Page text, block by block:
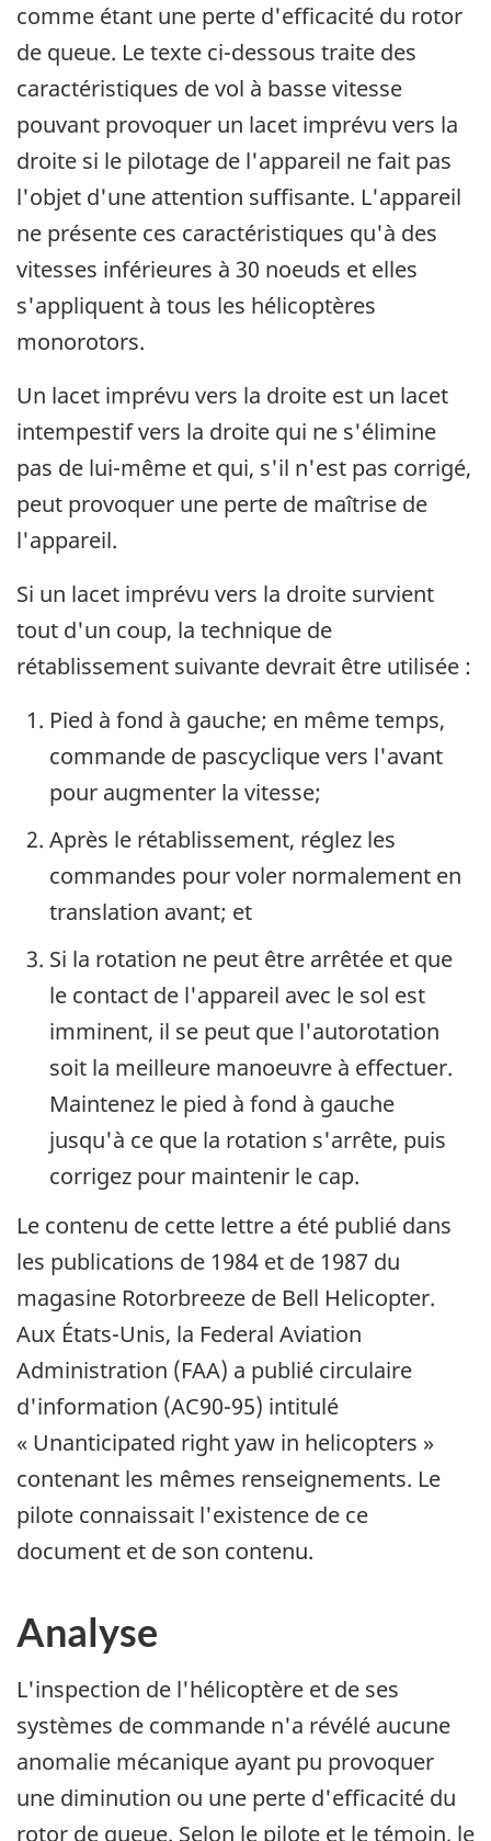
comme étant une perte d'efficacité du rotor
de queue. Le texte ci-dessous traite des
caractéristiques de vol à basse vitesse
pouvant provoquer un lacet imprévu vers la
droite si le pilotage de l'appareil ne fait pas
l'objet d'une attention suffisante. L'appareil
ne présente ces caractéristiques qu'à des
vitesses inférieures à 30 noeuds et elles
s'appliquent à tous les hélicoptères
monorotors.
Un lacet imprévu vers la droite est un lacet
intempestif vers la droite qui ne s'élimine
pas de lui-même et qui, s'il n'est pas corrigé,
peut provoquer une perte de maîtrise de
l'appareil.
Si un lacet imprévu vers la droite survient
tout d'un coup, la technique de
rétablissement suivante devrait être utilisée :
Pied à fond à gauche; en même temps,
commande de pascyclique vers l'avant
pour augmenter la vitesse;
Après le rétablissement, réglez les
commandes pour voler normalement en
translation avant; et
Si la rotation ne peut être arrêtée et que
le contact de l'appareil avec le sol est
imminent, il se peut que l'autorotation
soit la meilleure manoeuvre à effectuer.
Maintenez le pied à fond à gauche
jusqu'à ce que la rotation s'arrête, puis
corrigez pour maintenir le cap.
Le contenu de cette lettre a été publié dans
les publications de 1984 et de 1987 du
magasine Rotorbreeze de Bell Helicopter.
Aux États-Unis, la Federal Aviation
Administration (FAA) a publié circulaire
d'information (AC90-95) intitulé
« Unanticipated right yaw in helicopters »
contenant les mêmes renseignements. Le
pilote connaissait l'existence de ce
document et de son contenu.
Analyse
L'inspection de l'hélicoptère et de ses
systèmes de commande n'a révélé aucune
anomalie mécanique ayant pu provoquer
une diminution ou une perte d'efficacité du
rotor de queue. Selon le pilote et le témoin, le